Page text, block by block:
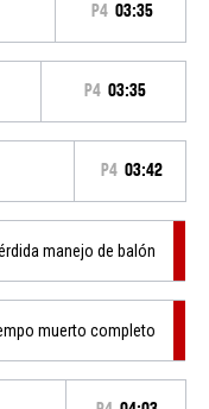
P4 03:35
P4 03:35
P4 03:42
manejo de balón
muerto completo